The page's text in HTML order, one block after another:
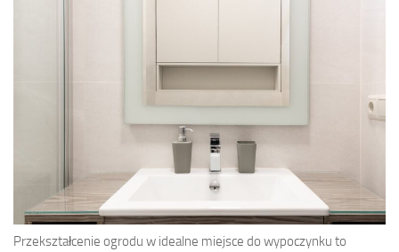
Przekształcenie ogrodu w idealne miejsce do wypoczynku to